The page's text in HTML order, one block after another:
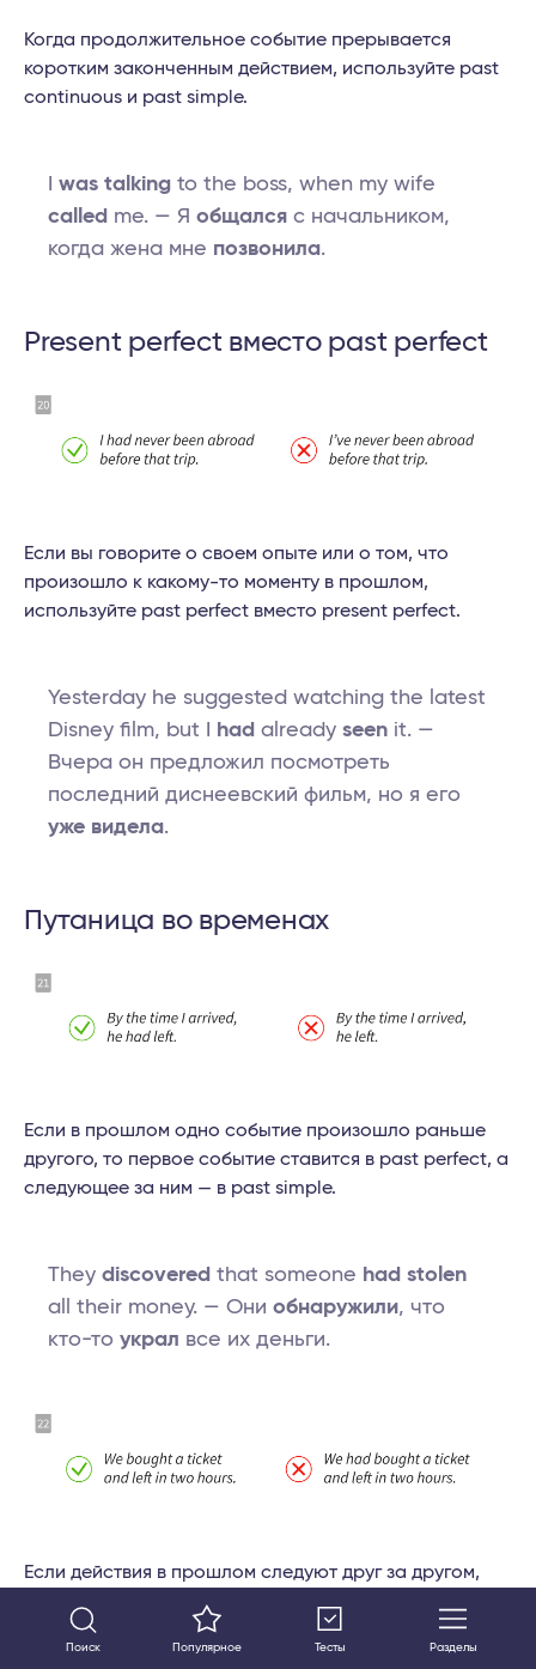
Когда продолжительное событие прерывается
коротким законченным действием, используйте past
continuous и past simple.
was talking to the boss, when my wife
called me. — Я общался с начальником,
когда жена мне позвонила.
Рresent perfect вместо past perfect
Если вы говорите о своем опыте или о том, что
произошло к какому-то моменту в прошлом,
используйте past perfect вместо present perfect.
Yesterday he suggested watching the latest
Disney film, but I
had already seen it. —
Вчера он предложил посмотреть
последний диснеевский фильм, но я его
уже видела.
Путаница во временах
Если в прошлом одно событие произошло раньше
другого, то первое событие ставится в past perfect, а
следующее за ним — в past simple.
They discovered that someone had stolen
all their money. — Они обнаружили, что
кто-то украл все их деньги.
Если действия в прошлом следуют друг за другом,
употребляйте past simple.
Поиск Популярное Тесты Разделы